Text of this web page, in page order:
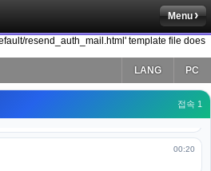
Menu
resend_auth_mail.html' template file does
PC
LANG
접속 1
00:19
00:19
구요
00:19
니다. 벌써 12시가 넘었었네요
00:20